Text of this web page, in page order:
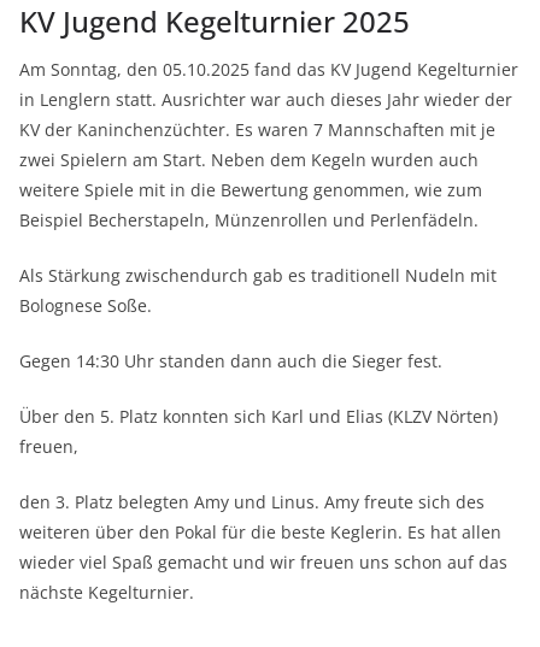
KV Jugend Kegelturnier 2025
Am Sonntag, den 05.10.2025 fand das KV Jugend Kegelturnier
in Lenglern statt. Ausrichter war auch dieses Jahr wieder der
KV der Kaninchenzüchter. Es waren 7 Mannschaften mit je
zwei Spielern am Start. Neben dem Kegeln wurden auch
weitere Spiele mit in die Bewertung genommen, wie zum
Beispiel Becherstapeln, Münzenrollen und Perlenfädeln.
Als Stärkung zwischendurch gab es traditionell Nudeln mit
Bolognese Soße.
Gegen 14:30 Uhr standen dann auch die Sieger fest.
Über den 5. Platz konnten sich Karl und Elias (KLZV Nörten)
freuen,
den 3. Platz belegten Amy und Linus. Amy freute sich des
weiteren über den Pokal für die beste Keglerin. Es hat allen
wieder viel Spaß gemacht und wir freuen uns schon auf das
nächste Kegelturnier.